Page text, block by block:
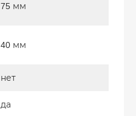
75 мм
40 мм
нет
да